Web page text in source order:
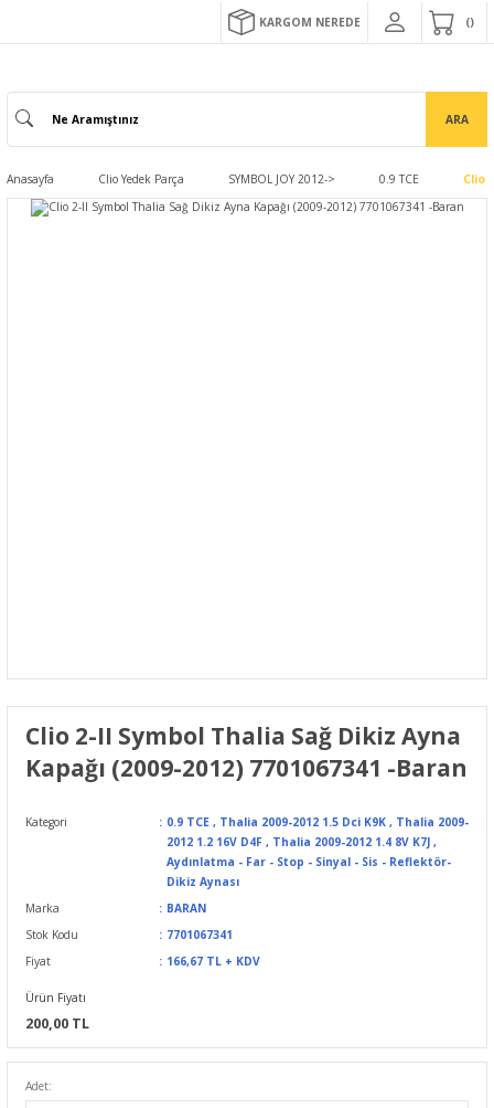
KARGOM NEREDE
ARA
Anasayfa Clio Yedek Parça SYMBOL JOY 2012-> 0.9 TCE Clio
Clio 2-II Symbol Thalia Sağ Dikiz Ayna
Kapağı (2009-2012) 7701067341 -Baran
Kategori 0.9 TCE , Thalia 2009-2012 1.5 Dci K9K , Thalia 2009-
2012 1.2 16V D4F , Thalia 2009-2012 1.4 8V K7J ,
Aydınlatma - Far - Stop - Sinyal - Sis - Reflektör-
Dikiz Aynası
Marka
BARAN
Stok Kodu
7701067341
Fiyat
166,67 TL + KDV
Ürün Fiyatı
200,00 TL
Adet: